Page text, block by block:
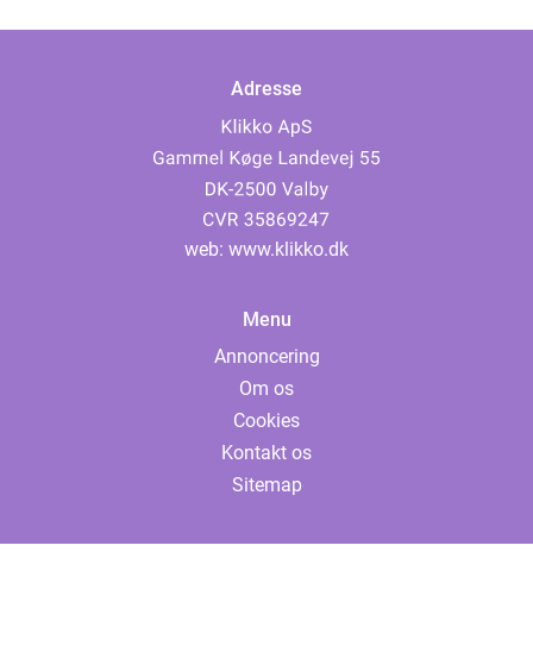
Adresse
web: www.klikko.dk
Menu
Annoncering
Om os
Cookies
Kontakt os
Sitemap